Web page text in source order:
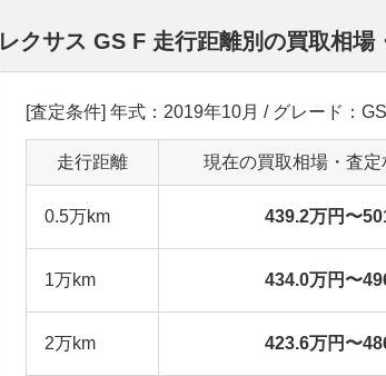
レクサス GS F 走行距離別の買取相場
[査定条件] 年式：2019年10月 / グレード：
走行距離 現在の買取相場・査定
0.5万km 439.2万円〜
1万km 434.0万円〜
2万km 423.6万円〜